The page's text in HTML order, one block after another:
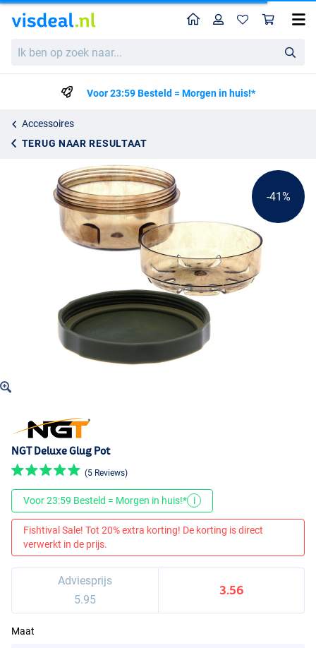
ben
HomeProfiel
Voor 23:59 Besteld = Morgen in huis!*
Accessoires
TERUG NAAR RESULTAAT
NGT Deluxe Glug Pot
5.95
-41%
NGT Deluxe Glug Pot
(5 Reviews)
Voor 23:59 Besteld = Morgen in huis!* i
Fishtival Sale! Tot 20% extra korting! De korting is direct
verwerkt in de prijs.
Adviesprijs
5.95
3.56
Maat